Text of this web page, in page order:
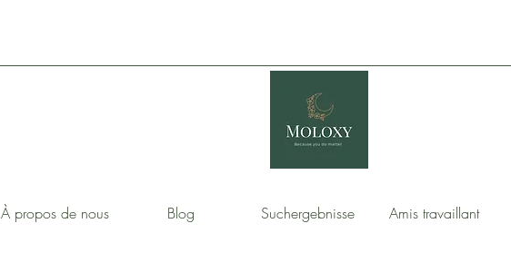
À propos de nous Blog Suchergebnisse Amis travaillant